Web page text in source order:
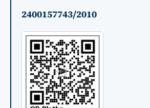
2400157743/2010